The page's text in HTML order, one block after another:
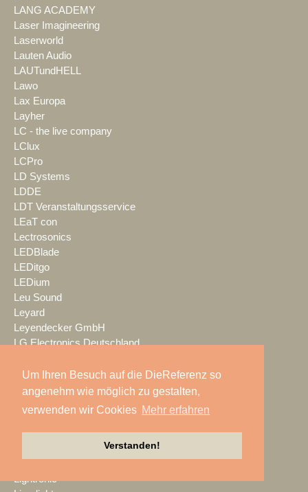
Um Ihren Besuch auf die DieReferenz so
angenehm wie möglich zu gestalten,
verwenden wir Cookies Mehr erfahren
Verstanden!
LANG ACADEMY
Laser Imagineering
Laserworld
Lauten Audio
LAUTundHELL
Lawo
Lax Europa
Layher
LC - the live company
LClux
LCPro
LD Systems
LDDE
LDT Veranstaltungsservice
LEaT con
Lectrosonics
LEDBlade
LEDitgo
LEDium
Leu Sound
Leyard
Leyendecker GmbH
LG Electronics Deutschland
Lifesize
LIFTKET
Light + Building
lightconcept
Lightronic